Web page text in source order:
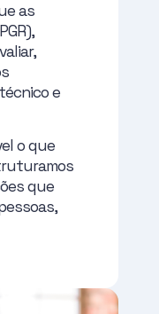
as
e
o que
que